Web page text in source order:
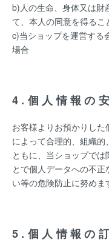
b)人の生命、身体又は財
て、本人の同意を得る
c)当ショップを運営する
場合
4.個人情報の
お客様よりお預かりし
によって合理的、組織
ともに、当ショップで
とで個人データへの不
い等の危険防止に努めま
5.個人情報の